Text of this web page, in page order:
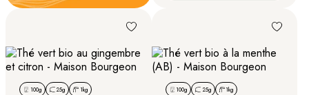
100g 25g 1kg 100g 25g 1kg